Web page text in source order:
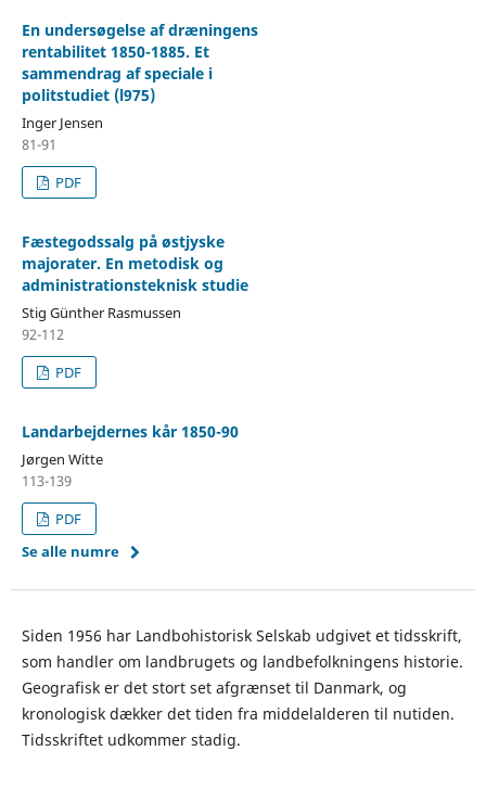
En undersøgelse af dræningens
rentabilitet 1850-1885. Et
sammendrag af speciale i
politstudiet (l975)
Inger Jensen
81-91
PDF
Fæstegodssalg på østjyske
majorater. En metodisk og
administrationsteknisk studie
Stig Günther Rasmussen
92-112
PDF
Landarbejdernes kår 1850-90
Jørgen Witte
113-139
PDF
Se alle numre
Siden 1956 har Landbohistorisk Selskab udgivet et tidsskrift,
som handler om landbrugets og landbefolkningens historie.
Geografisk er det stort set afgrænset til Danmark, og
kronologisk dækker det tiden fra middelalderen til nutiden.
Tidsskriftet udkommer stadig.